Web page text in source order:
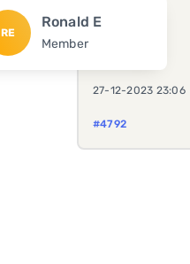
RE
Ronald E
Member
27-12-2023 23:06
#4792